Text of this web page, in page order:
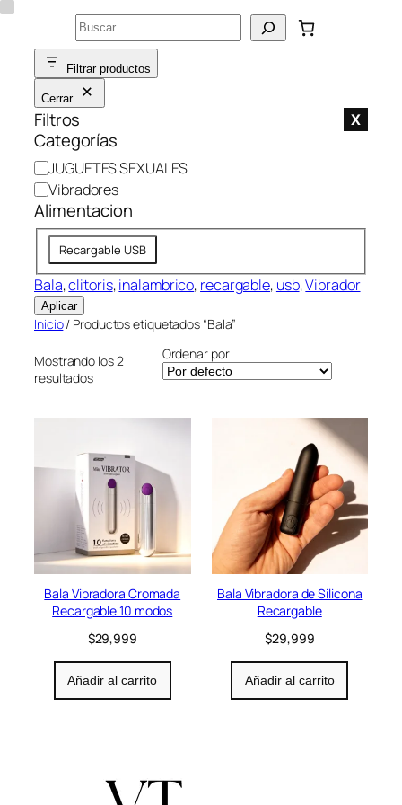
Saltar
contenido
Buscar
Filtrar productos
Cerrar
Filtros X
Categorías
C
a
t
e
r
í
a
JUGUETES SEXUALES
Vibradores
Alimentacion
l
i
m
e
t
a
Recargable USB
Bala, clitoris, inalambrico, recargable, usb, Vibrador
Aplicar
Inicio/ Productos etiquetados “Bala”
Mostrando los 2
resultados
Ordenar por
Bala Vibradora Cromada
Recargable 10 modos
$29,999
Añadir al carrito
Bala Vibradora de Silicona
Recargable
$29,999
Añadir al carrito